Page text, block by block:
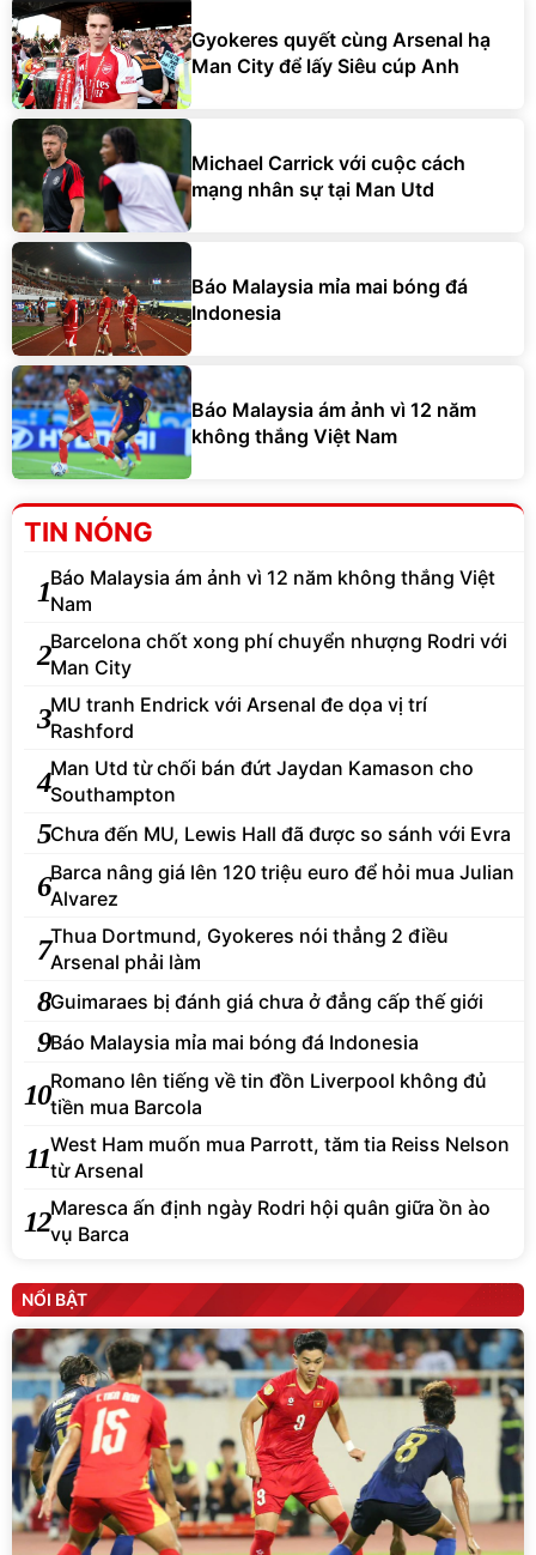
Gyokeres quyết cùng Arsenal hạ
Man City để lấy Siêu cúp Anh
Michael Carrick với cuộc cách
mạng nhân sự tại Man Utd
Báo Malaysia mỉa mai bóng đá
Indonesia
Báo Malaysia ám ảnh vì 12 năm
không thắng Việt Nam
TIN NÓNG
1Báo Malaysia ám ảnh vì 12 năm không thắng Việt
Nam
2Barcelona chốt xong phí chuyển nhượng Rodri với
Man City
3MU tranh Endrick với Arsenal đe dọa vị trí
Rashford
4Man Utd từ chối bán đứt Jaydan Kamason cho
Southampton
5Chưa đến MU, Lewis Hall đã được so sánh với Evra
6Barca nâng giá lên 120 triệu euro để hỏi mua Julian
Alvarez
7Thua Dortmund, Gyokeres nói thẳng 2 điều
Arsenal phải làm
8Guimaraes bị đánh giá chưa ở đẳng cấp thế giới
9Báo Malaysia mỉa mai bóng đá Indonesia
10Romano lên tiếng về tin đồn Liverpool không đủ
tiền mua Barcola
11West Ham muốn mua Parrott, tăm tia Reiss Nelson
từ Arsenal
12Maresca ấn định ngày Rodri hội quân giữa ồn ào
vụ Barca
NỔI BẬT